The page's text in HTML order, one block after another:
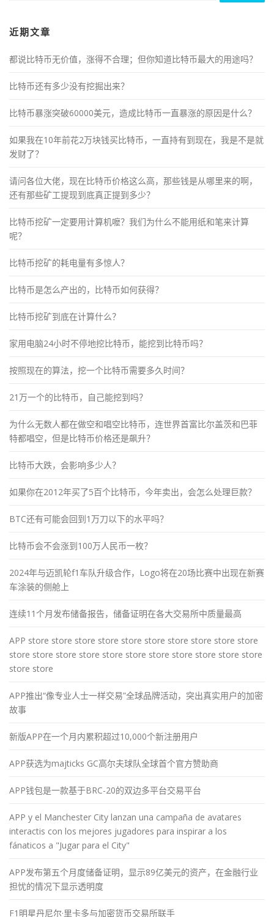
近期文章
都说比特币无价值，涨得不合理；但你知道比特币最大的用途吗？
比特币还有多少没有挖掘出来？
比特币暴涨突破60000美元，造成比特币一直暴涨的原因是什么？
如果我在10年前花2万块钱买比特币，一直持有到现在，我是不是就
发财了？
请问各位大佬，现在比特币价格这么高，那些钱是从哪里来的啊，
还有那些矿工提现到底真正提到多少？
比特币挖矿一定要用计算机嚒？我们为什么不能用纸和笔来计算
呢？
比特币挖矿的耗电量有多惊人？
比特币是怎么产出的，比特币如何获得？
比特币挖矿到底在计算什么？
家用电脑24小时不停地挖比特币，能挖到比特币吗？
按照现在的算法，挖一个比特币需要多久时间？
21万一个的比特币，自己能挖到吗？
为什么无数人都在做空和唱空比特币，连世界首富比尔盖茨和巴菲
特都唱空，但是比特币价格还是飙升？
比特币大跌，会影响多少人？
如果你在2012年买了5百个比特币，今年卖出，会怎么处理巨款？
BTC还有可能会回到1万刀以下的水平吗？
比特币会不会涨到100万人民币一枚？
2024年与迈凯轮f1车队升级合作，Logo将在20场比赛中出现在新赛
车涂装的侧舱上
连续11个月发布储备报告，储备证明在各大交易所中质量最高
APP store store store store store store store store store store
store store store store store store store store store store store
store store
APP推出“像专业人士一样交易”全球品牌活动，突出真实用户的加密
故事
新版APP在一个月内累积超过10,000个新注册用户
APP获选为majticks GC高尔夫球队全球首个官方赞助商
APP钱包是一款基于BRC-20的双边多平台交易平台
APP y el Manchester City lanzan una campaña de avatares
interactis con los mejores jugadores para inspirar a los
fánaticos a "Jugar para el City"
APP发布第五个月度储备证明，显示89亿美元的资产，在金融行业
担忧的情况下显示透明度
F1明星丹尼尔·里卡多与加密货币交易所联手